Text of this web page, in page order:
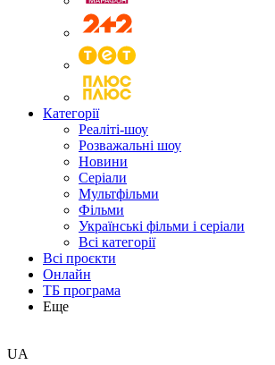
Категорії
Реаліті-шоу
Розважальні шоу
Новини
Серіали
Мультфільми
Фільми
Українські фільми і серіали
Всі категорії
Всі проєкти
Онлайн
ТБ програма
Еще
UA